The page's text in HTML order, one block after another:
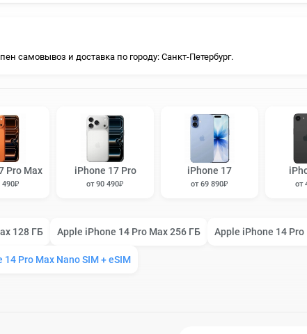
самовывоз и доставка по городу: Санкт-Петербург.
Pro Max
490₽
iPhone 17 Pro
от 90 490₽
iPhone 17
от 69 890₽ от
128 ГБ Apple iPhone 14 Pro Max 256 ГБ Apple iPhone 14 Pro
14 Pro Max Nano SIM + eSIM